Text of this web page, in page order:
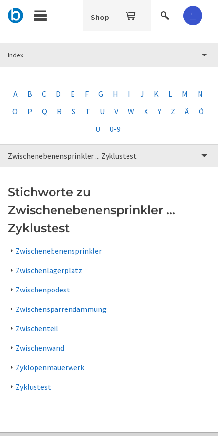
Shop
Index
A B C D E F G H I J K L M
N
O
P Q R S T U V W X Y Z Ä
Ö
Ü
0-9
Zwischenebenensprinkler ... Zyklustest
Stichworte zu
Zwischenebenensprinkler ...
Zyklustest
Zwischenebenensprinkler
Zwischenlagerplatz
Zwischenpodest
Zwischensparrendämmung
Zwischenteil
Zwischenwand
Zyklopenmauerwerk
Zyklustest